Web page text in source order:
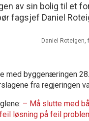
av sin bolig til et
fagsjef Daniel
Daniel Roteigen,
med byggenæringen
fra regjeringen
– Må slutte med
løsning på feil